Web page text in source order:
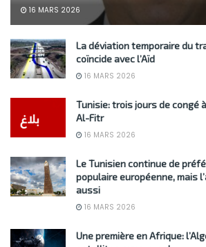
16 MARS 2026
La déviation temporaire du
coïncide avec l’Aïd
16 MARS 2026
Tunisie: trois jours de congé à
Al-Fitr
16 MARS 2026
Le Tunisien continue de
populaire européenne, mais
aussi
16 MARS 2026
Une première en Afrique: